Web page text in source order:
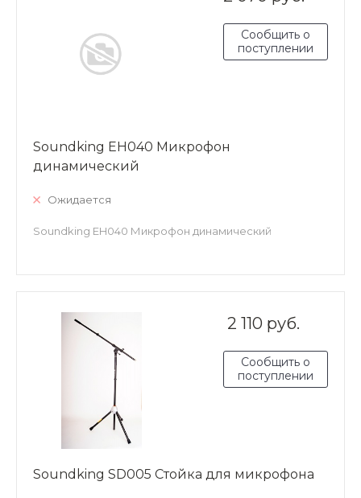
Сообщить о
поступлении
Soundking EH040 Микрофон
динамический
Ожидается
Soundking EH040 Микрофон динамический
2 110 руб.
Сообщить о
поступлении
Soundking SD005 Стойка для микрофона